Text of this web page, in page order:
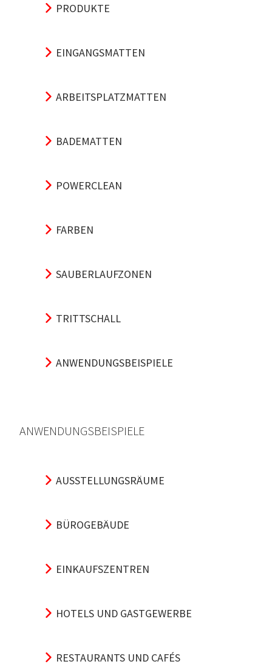
PRODUKTE
EINGANGSMATTEN
ARBEITSPLATZMATTEN
BADEMATTEN
POWERCLEAN
FARBEN
SAUBERLAUFZONEN
TRITTSCHALL
ANWENDUNGSBEISPIELE
ANWENDUNGSBEISPIELE
AUSSTELLUNGSRÄUME
BÜROGEBÄUDE
EINKAUFSZENTREN
HOTELS UND GASTGEWERBE
RESTAURANTS UND CAFÉS